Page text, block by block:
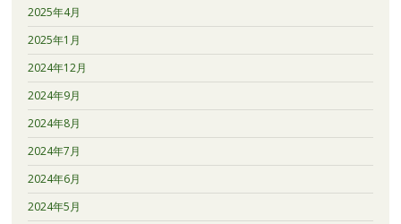
2025年4月
2025年1月
2024年12月
2024年9月
2024年8月
2024年7月
2024年6月
2024年5月